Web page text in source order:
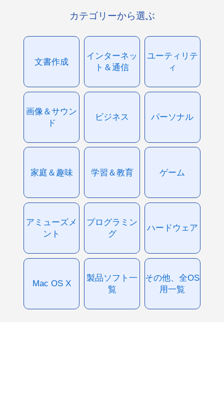
カテゴリーから選ぶ
文書作成
インターネッ
ト＆通信
ユーティリテ
ィ
画像＆サウン
ド
ビジネス パーソナル
家庭＆趣味 学習＆教育 ゲーム
アミューズメ
ント
プログラミン
グ
ハードウェア
Mac OS X
製品ソフト一
覧
その他、全OS
用一覧